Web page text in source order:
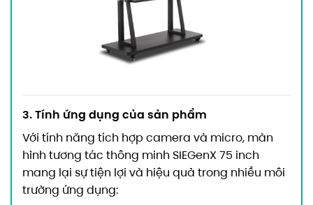
3. Tính ứng dụng của sản phẩm
Với tính năng tích hợp camera và micro, màn
hình tương tác thông minh SIEGenX 75 inch
mang lại sự tiện lợi và hiệu quả trong nhiều môi
trường ứng dụng: